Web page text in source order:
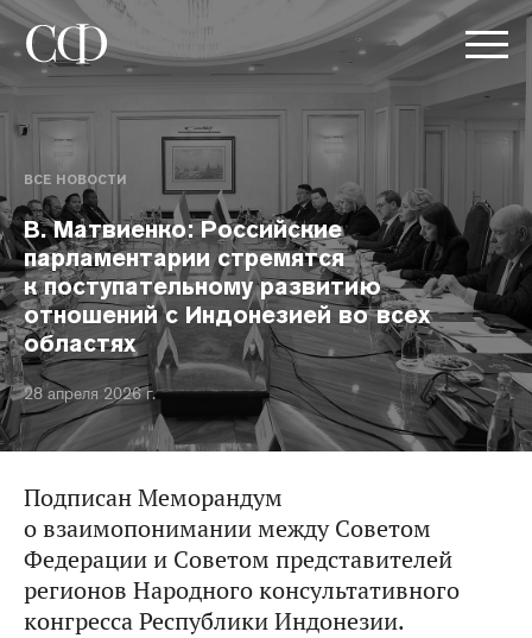
ВСЕ НОВОСТИ
В. Матвиенко: Российские
парламентарии стремятся
к поступательному развитию
отношений с Индонезией во всех
областях
28 апреля 2026 г.
Подписан Меморандум
о взаимопонимании между Советом
Федерации и Советом представителей
регионов Народного консультативного
конгресса Республики Индонезии.